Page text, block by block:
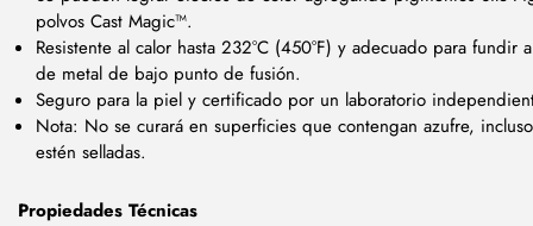
polvos Cast Magic™.
Resistente al calor hasta 232°C (450°F) y adecuado para fundir
de metal de bajo punto de fusión.
Seguro para la piel y certificado por un laboratorio
Nota: No se curará en superficies que contengan azufre,
estén selladas.
Propiedades Técnicas